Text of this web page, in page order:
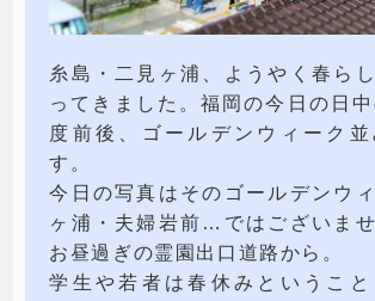
糸島・二見ヶ浦、ようやく春ら
ってきました。福岡の今日の日
度前後、ゴールデンウィーク
す。
今日の写真はそのゴールデンウ
ヶ浦・夫婦岩前…ではございま
お昼過ぎの霊園出口道路から。
学生や若者は春休みということ